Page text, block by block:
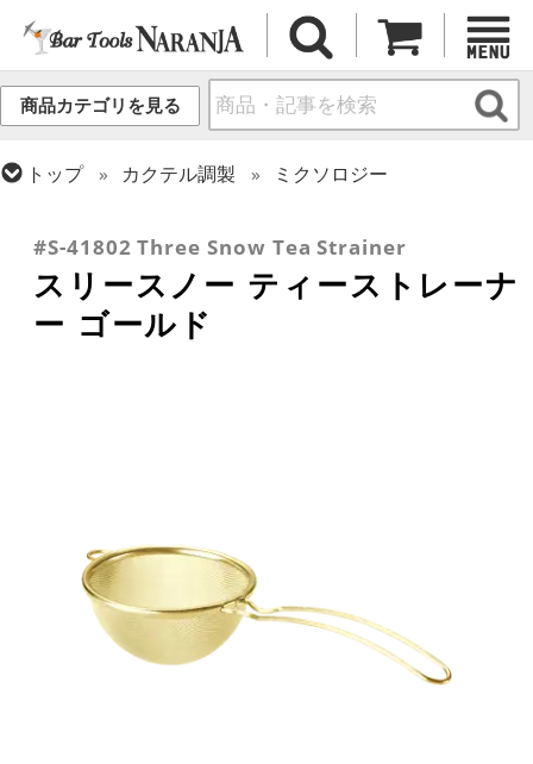
商品カテゴリを見る
トップ カクテル調製
ミクソロジー
#S-41802 Three Snow Tea Strainer
スリースノー ティーストレーナ
ー ゴールド